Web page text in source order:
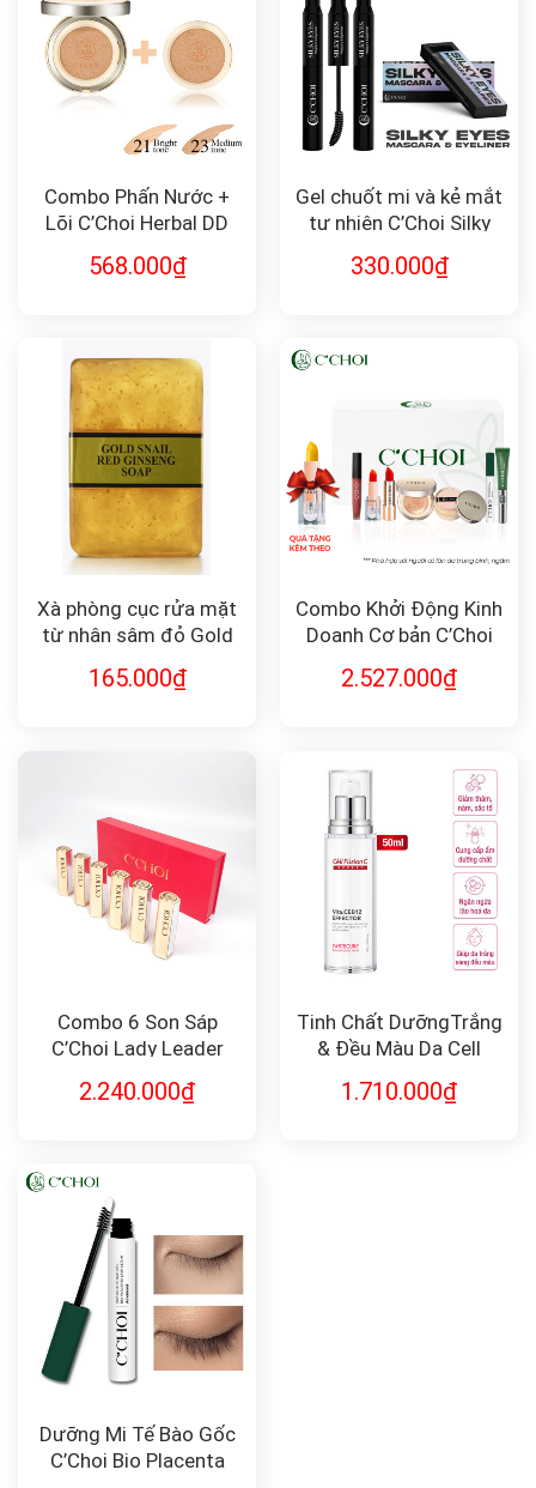
Combo Phấn Nước +
Lõi C’Choi Herbal DD
568.000₫
Gel chuốt mi và kẻ mắt
tự nhiên C’Choi Silky
Eyeliner
330.000₫
Xà phòng cục rửa mặt
từ nhân sâm đỏ Gold
90g
165.000₫
Combo Khởi Động Kinh
Doanh Cơ bản C’Choi
2.527.000₫
Combo 6 Son Sáp
C’Choi Lady Leader
2.240.000₫
Tinh Chất DưỡngTrắng
& Đều Màu Da Cell
WhiteCure Vta.CEB12
1.710.000₫
Dưỡng Mi Tế Bào Gốc
C’Choi Bio Placenta